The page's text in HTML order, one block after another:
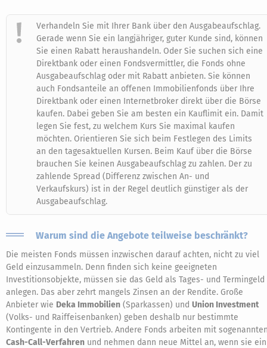
Verhandeln Sie mit Ihrer Bank über den Ausgabeaufschlag.
Gerade wenn Sie ein langjähriger, guter Kunde sind, können
Sie einen Rabatt heraushandeln. Oder Sie suchen sich eine
Direktbank oder einen Fondsvermittler, die Fonds ohne
Ausgabeaufschlag oder mit Rabatt anbieten. Sie können
auch Fondsanteile an offenen Immobilienfonds über Ihre
Direktbank oder einen Internetbroker direkt über die Börse
kaufen. Dabei geben Sie am besten ein Kauflimit ein. Damit
legen Sie fest, zu welchem Kurs Sie maximal kaufen
möchten. Orientieren Sie sich beim Festlegen des Limits
an den tagesaktuellen Kursen. Beim Kauf über die Börse
brauchen Sie keinen Ausgabeaufschlag zu zahlen. Der zu
zahlende Spread (Differenz zwischen An- und
Verkaufskurs) ist in der Regel deutlich günstiger als der
Ausgabeaufschlag.
Warum sind die Angebote teilweise beschränkt?
Die meisten Fonds müssen inzwischen darauf achten, nicht zu viel
Geld einzusammeln. Denn finden sich keine geeigneten
Investitionsobjekte, müssen sie das Geld als Tages- und Termingeld
anlegen. Das aber zehrt mangels Zinsen an der Rendite. Große
Anbieter wie Deka Immobilien (Sparkassen) und Union Investment
(Volks- und Raiffeisenbanken) geben deshalb nur bestimmte
Kontingente in den Vertrieb. Andere Fonds arbeiten mit
Cash-Call-Verfahren und nehmen dann neue Mittel an, wenn sie ein